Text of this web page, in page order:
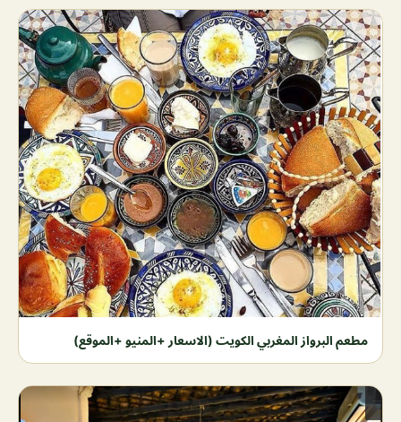
مطعم البرواز المغربي الكويت (الاسعار +المنيو +الموقع)